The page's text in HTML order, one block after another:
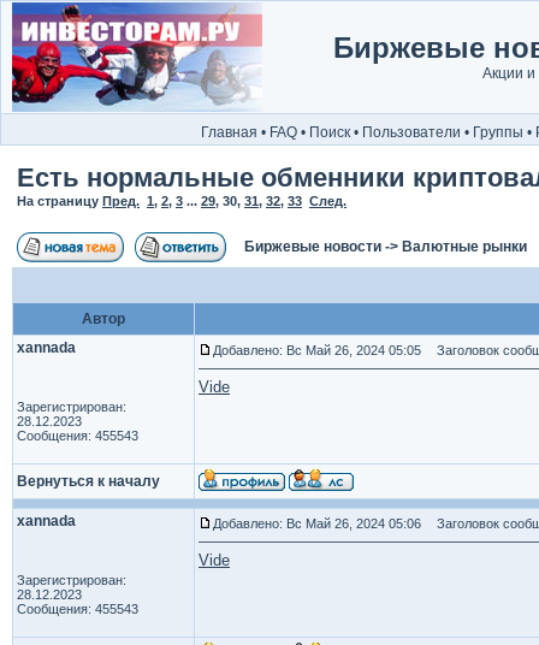
Биржевые
Акции и
Главная • FAQ • Поиск • Пользователи • Группы •
Есть нормальные обменники
На страницу Пред. 1, 2, 3 ... 29, 30, 31, 32, 33 След.
Биржевые новости -> Валютные рынки
Автор
xannada
Зарегистрирован:
28.12.2023
Сообщения: 455543
Добавлено: Вс Май 26, 2024 05:05 Заголовок
Vide
Вернуться к началу
xannada
Зарегистрирован:
28.12.2023
Сообщения: 455543
Добавлено: Вс Май 26, 2024 05:06 Заголовок
Vide